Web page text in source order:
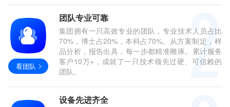
看团队
团队专业可靠
集团拥有一只高效专业的团队，专业技术人员占比
70%，博士占20%，本科占70%。从方案制定，样
品分析，报告出具，每一步都精准雕琢。累计服务
客户10万+，成就了一只技术领先过硬、可信赖的
团队。
设备先进齐全